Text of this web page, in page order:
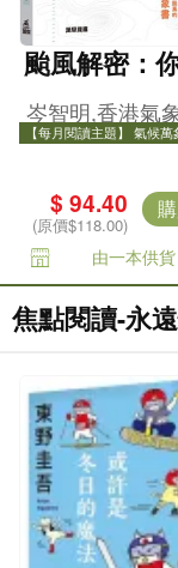
颱風解密：
可以做天氣達
人！
岑智明,香港氣
會
【每月閱讀主題】 氣候萬
$ 94.40
(原價$118.00)
由一本供貨
焦點閱讀-永